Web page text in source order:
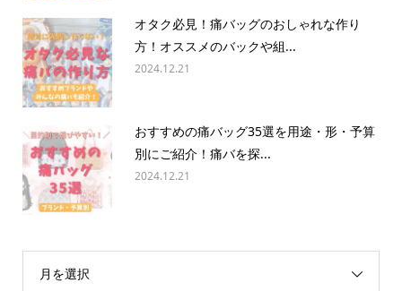
オタク必見！痛バッグのおしゃれな作り
方！オススメのバックや組...
2024.12.21
おすすめの痛バッグ35選を用途・形・予算
別にご紹介！痛バを探...
2024.12.21
月を選択